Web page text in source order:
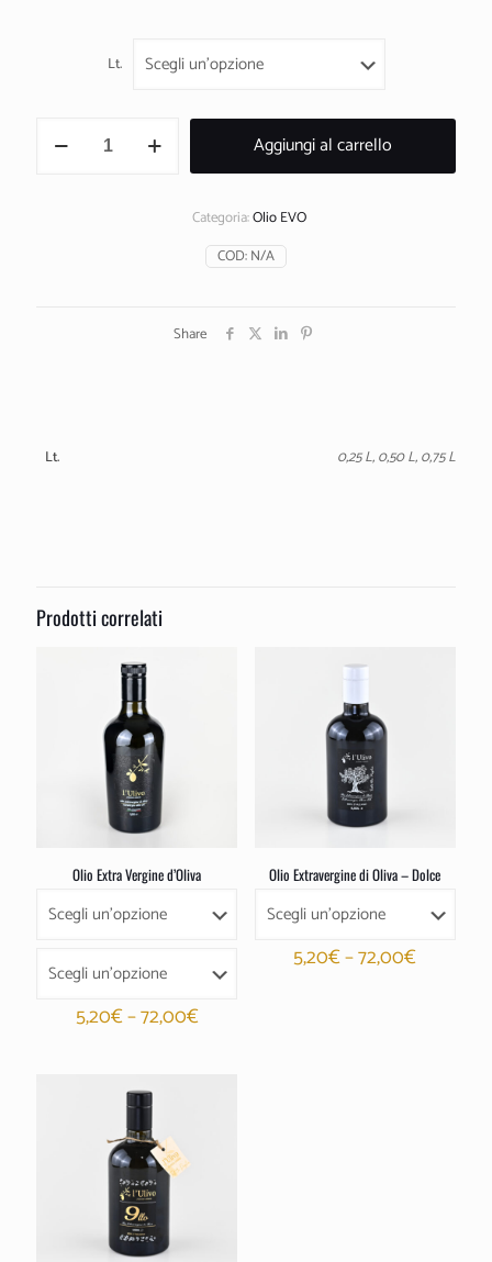
Lt.
Extravergine
Aggiungi al carrello
COD:N/A
Categoria:Olio EVO
Share
Lt. 0,25 L, 0,50 L, 0,75 L
Prodotti correlati
Olio Extra Vergine d’Oliva
5,20€–72,00€
Olio Extravergine di Oliva – Dolce
5,20€–72,00€